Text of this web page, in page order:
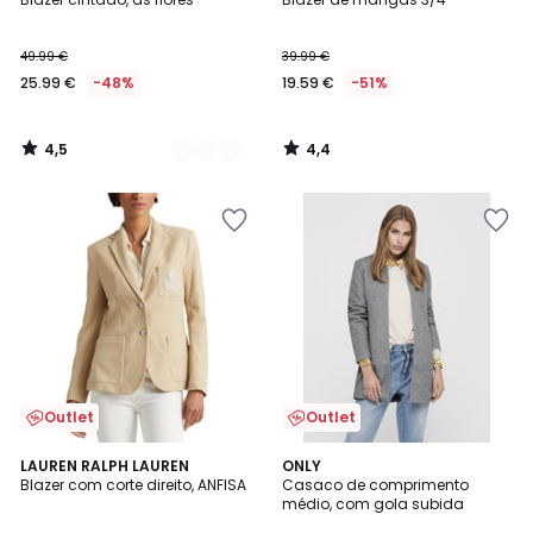
49.99 €
25.99 € -48%
Cores
4,5
/
39.99 €
19.59 € -51%
4,4
/
Outlet
LAUREN RALPH LAUREN
Blazer com corte direito, ANFISA
4,5
/ 5
Outlet
ONLY
Casaco de comprimento
médio, com gola subida
4,5
/ 5